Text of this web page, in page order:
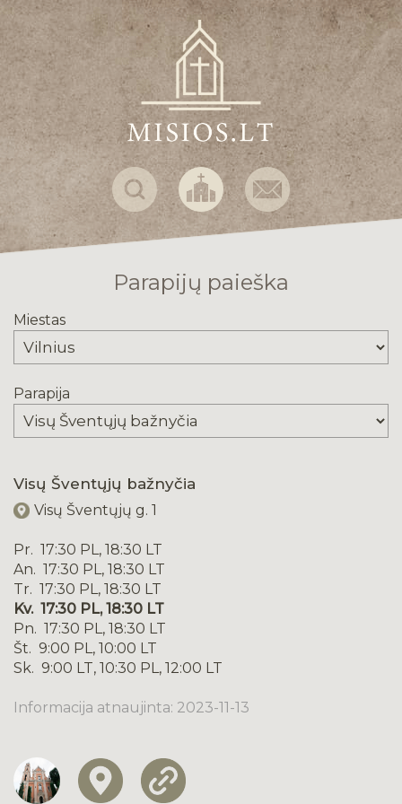
Parapijų paieška
Miestas
Parapija
Visų Šventųjų bažnyčia
Visų Šventųjų g. 1
Pr. 17:30 PL, 18:30 LT
An. 17:30 PL, 18:30 LT
Tr. 17:30 PL, 18:30 LT
Kv. 17:30 PL, 18:30 LT
Pn. 17:30 PL, 18:30 LT
Št. 9:00 PL, 10:00 LT
Sk. 9:00 LT, 10:30 PL, 12:00 LT
Informacija atnaujinta: 2023-11-13